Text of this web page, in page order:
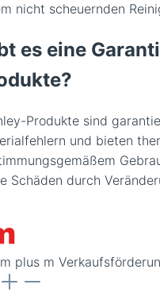
nicht scheuernden
es eine
Produkte sind
und bieten
Schäden durch
m plus m